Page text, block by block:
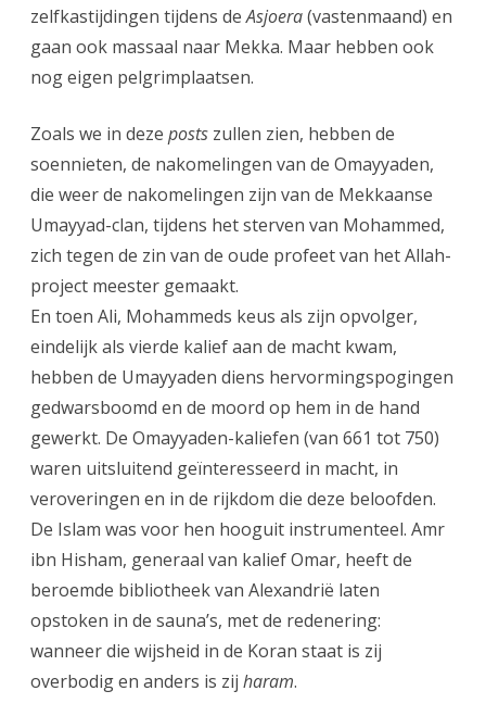
zelfkastijdingen tijdens deAsjoera(vastenmaand) en
gaan ook massaal naar Mekka. Maar hebben ook
nog eigen pelgrimplaatsen.
Zoals we in deze posts zullen zien, hebben de
soennieten, de nakomelingen van de Omayyaden,
die weer de nakomelingen zijn van de Mekkaanse
Umayyad-clan, tijdens het sterven van Mohammed,
zich tegen de zin van de oude profeet van het Allah-
project meester gemaakt.
En toen Ali, Mohammeds keus als zijn opvolger,
eindelijk als vierde kalief aan de macht kwam,
hebben de Umayyaden diens hervormingspogingen
gedwarsboomd en de moord op hem in de hand
gewerkt. De Omayyaden-kaliefen (van 661 tot 750)
waren uitsluitend geïnteresseerd in macht, in
veroveringen en in de rijkdom die deze beloofden.
De Islam was voor hen hooguit instrumenteel. Amr
ibn Hisham, generaal van kalief Omar, heeft de
beroemde bibliotheek van Alexandrië laten
opstoken in de sauna’s, met de redenering:
wanneer die wijsheid in de Koran staat is zij
overbodig en anders is zij haram.